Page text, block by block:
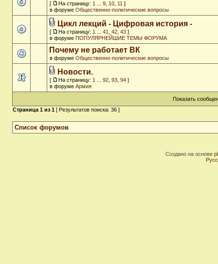
[ На страницу: 1 9 10 11 ]
в форуме Общественно-политические вопросы
Цикл лекций - Цифровая история -
[ На страницу: 1 41 42 43 ]
в форуме ПОПУЛЯРНЕЙШИЕ ТЕМЫ ФОРУМА
Почему не работает ВК
в форуме Общественно-политические вопросы
Новости.
[ На страницу: 1 92 93 94 ]
в форуме Армия
Показать
Страница 1 из 1 [ Результатов поиска: 36 ]
Список форумов
Создано на основе